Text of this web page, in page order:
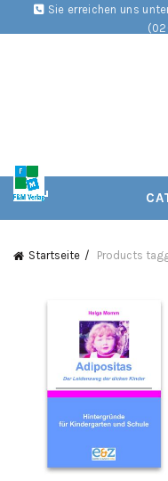
Sie erreichen uns
Startseite Products